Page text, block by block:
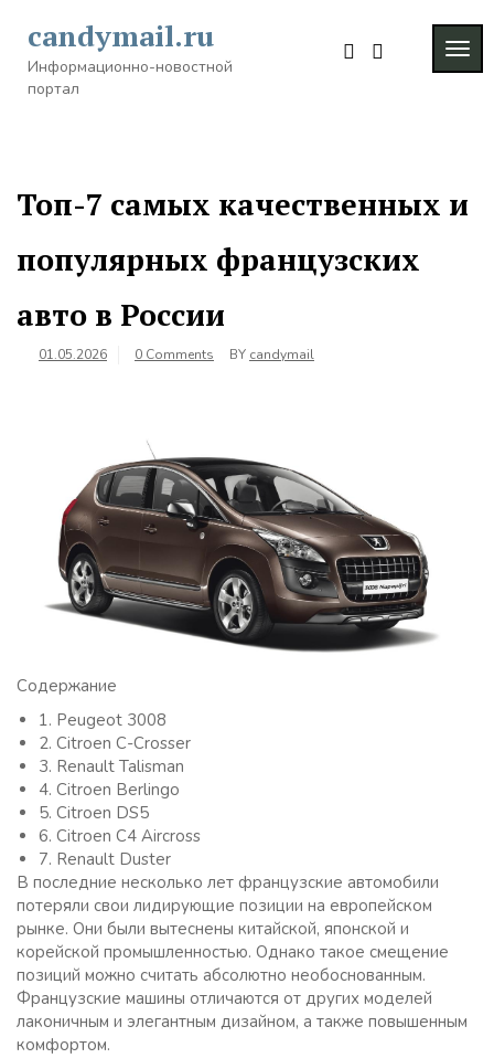
content
candymail.ru
Информационно-новостной
портал
Топ-7 самых качественных и
популярных французских
авто в России
01.05.2026 0 Comments BY candymail
Содержание
1. Peugeot 3008
2. Citroen C-Crosser
3. Renault Talisman
4. Citroen Berlingo
5. Citroen DS5
6. Citroen C4 Aircross
7. Renault Duster
В последние несколько лет французские автомобили
потеряли свои лидирующие позиции на европейском
рынке. Они были вытеснены китайской, японской и
корейской промышленностью. Однако такое смещение
позиций можно считать абсолютно необоснованным.
Французские машины отличаются от других моделей
лаконичным и элегантным дизайном, а также повышенным
комфортом.